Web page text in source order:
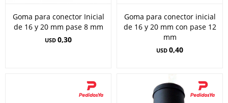
Goma para conector Inicial
de 16 y 20 mm pase 8 mm
USD 0,30
Goma para conector inicial
de 16 y 20 mm con pase 12
mm
USD 0,40